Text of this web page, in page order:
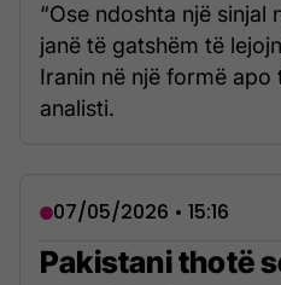
“Ose ndoshta një sinjal
janë të gatshëm të
Iranin në një formë apo
analisti.
07/05/2026 • 15:16
Pakistani thotë